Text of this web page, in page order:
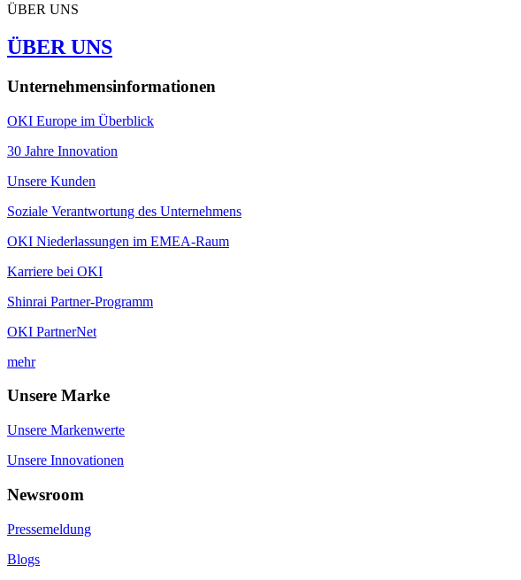
ÜBER UNS
ÜBER UNS
Unternehmensinformationen
OKI Europe im Überblick
30 Jahre Innovation
Unsere Kunden
Soziale Verantwortung des Unternehmens
OKI Niederlassungen im EMEA-Raum
Karriere bei OKI
Shinrai Partner-Programm
OKI PartnerNet
mehr
Unsere Marke
Unsere Markenwerte
Unsere Innovationen
Newsroom
Pressemeldung
Blogs